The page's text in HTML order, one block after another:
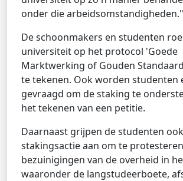
onder die arbeidsomstandigheden."
De schoonmakers en studenten
universiteit op het protocol 'Goede
Marktwerking of Gouden
te tekenen. Ook worden studenten
gevraagd om de staking te
het tekenen van een petitie.
Daarnaast grijpen de studenten
stakingsactie aan om te
bezuinigingen van de overheid in
waaronder de langstudeerboete,